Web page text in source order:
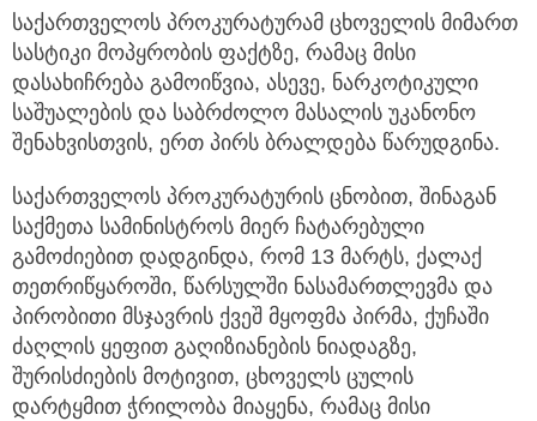
საქართველოს პროკურატურამ ცხოველის მიმართ
სასტიკი მოპყრობის ფაქტზე, რამაც მისი
დასახიჩრება გამოიწვია, ასევე, ნარკოტიკული
საშუალების და საბრძოლო მასალის უკანონო
შენახვისთვის, ერთ პირს ბრალდება წარუდგინა.
საქართველოს პროკურატურის ცნობით, შინაგან
საქმეთა სამინისტროს მიერ ჩატარებული
გამოძიებით დადგინდა, რომ 13 მარტს, ქალაქ
თეთრიწყაროში, წარსულში ნასამართლევმა და
პირობითი მსჯავრის ქვეშ მყოფმა პირმა, ქუჩაში
ძაღლის ყეფით გაღიზიანების ნიადაგზე,
შურისძიების მოტივით, ცხოველს ცულის
დარტყმით ჭრილობა მიაყენა, რამაც მისი